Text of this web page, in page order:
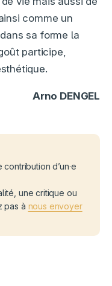
comme un
sa forme la
participe,
Arno DENGEL
d’un·e
une critique ou
pas à nous envoyer